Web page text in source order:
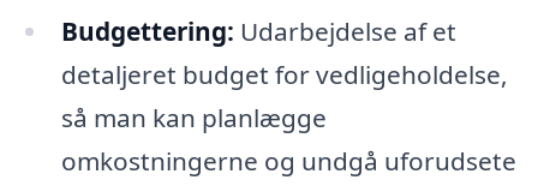
Budgettering: Udarbejdelse af et
detaljeret budget for vedligeholdelse,
så man kan planlægge
omkostningerne og undgå uforudsete